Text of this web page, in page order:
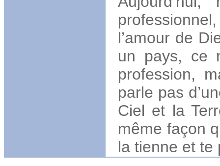
l’amour de
un pays, ce
profession,
parle pas
Ciel et la
même façon
la tienne et te